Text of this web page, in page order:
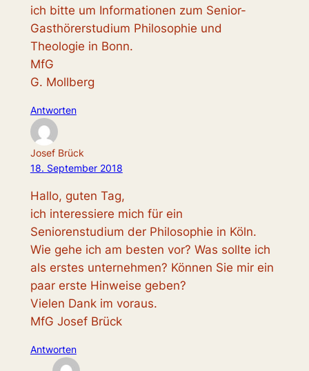
ich bitte um Informationen zum Senior-
Gasthörerstudium Philosophie und
Theologie in Bonn.
MfG
G. Mollberg
Antworten
Josef Brück
18. September 2018
Hallo, guten Tag,
ich interessiere mich für ein
Seniorenstudium der Philosophie in Köln.
Wie gehe ich am besten vor? Was sollte ich
als erstes unternehmen? Können Sie mir ein
paar erste Hinweise geben?
Vielen Dank im voraus.
MfG Josef Brück
Antworten